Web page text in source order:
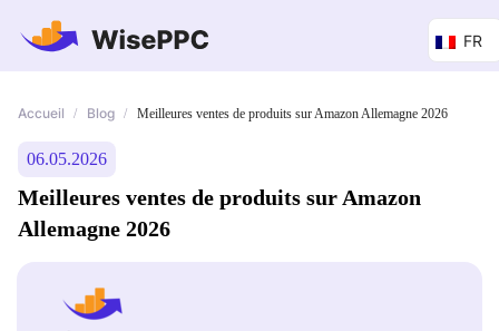
FR
Accueil / Blog / Meilleures ventes de produits sur Amazon Allemagne 2026
06.05.2026
Meilleures ventes de produits sur Amazon
Allemagne 2026